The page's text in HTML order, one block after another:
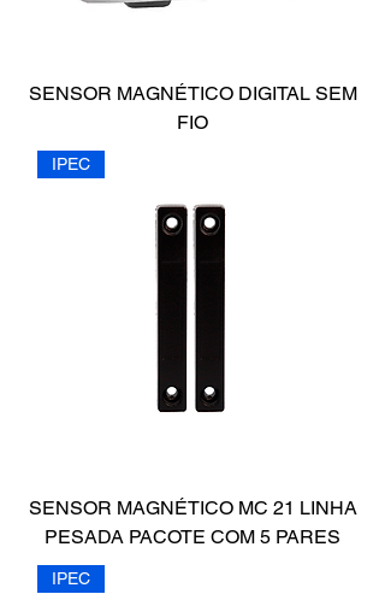
SENSOR MAGNÉTICO DIGITAL SEM
FIO
IPEC
SENSOR MAGNÉTICO MC 21 LINHA
PESADA PACOTE COM 5 PARES
IPEC